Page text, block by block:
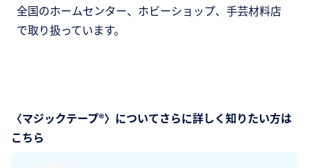
全国のホームセンター、ホビーショップ、手芸材料店
で取り扱っています。
〈マジックテープ®〉についてさらに詳しく知りたい方は
こちら